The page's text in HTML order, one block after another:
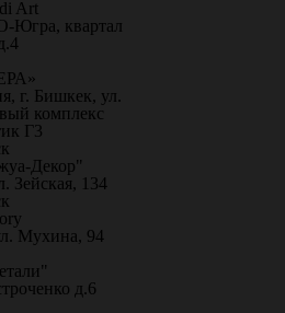
Art
Югра, квартал
г. Бишкек, ул.
комплекс
Г3
Декор"
Зейская, 134
Мухина, 94
д.6